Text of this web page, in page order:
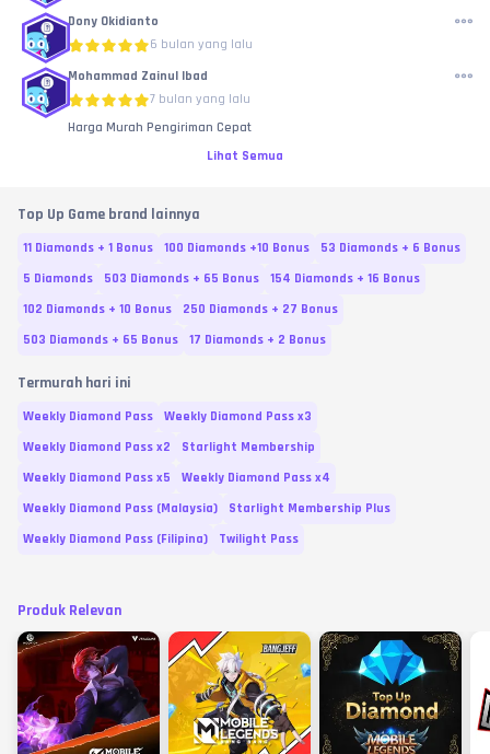
Dony Okidianto
6 bulan yang lalu
Mohammad Zainul Ibad
7 bulan yang lalu
Harga Murah Pengiriman Cepat
Lihat Semua
Top Up Game brand lainnya
11 Diamonds + 1 Bonus 100 Diamonds +10 Bonus
53 Diamonds + 6 Bonus
5 Diamonds
503 Diamonds + 65 Bonus
154 Diamonds + 16 Bonus
102 Diamonds + 10 Bonus
250 Diamonds + 27 Bonus
503 Diamonds + 65 Bonus
17 Diamonds + 2 Bonus
Termurah hari ini
Weekly Diamond Pass
Weekly Diamond Pass x3
Weekly Diamond Pass x2
Starlight Membership
Weekly Diamond Pass x5
Weekly Diamond Pass x4
Weekly Diamond Pass (Malaysia)
Starlight Membership Plus
Weekly Diamond Pass (Filipina)
Twilight Pass
Produk Relevan